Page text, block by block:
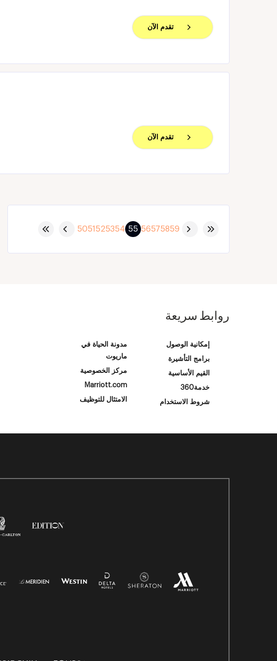
تقدم الآن
تقدم الآن
5051 525354 55 56575859
روابط سريعة
إمكانية الوصول
برامج التأشيرة
القيم الأساسية
خدمة360
شروط الاستخدام
مدونة الحياة في
ماريوت
مركز الخصوصية
Marriott.com
الامتثال للتوظيف